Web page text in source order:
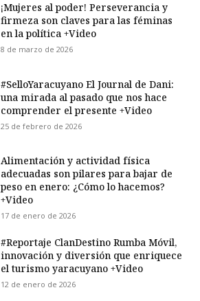
¡Mujeres al poder! Perseverancia y
firmeza son claves para las féminas
en la política +Video
8 de marzo de 2026
#SelloYaracuyano El Journal de Dani:
una mirada al pasado que nos hace
comprender el presente +Video
25 de febrero de 2026
Alimentación y actividad física
adecuadas son pilares para bajar de
peso en enero: ¿Cómo lo hacemos?
+Video
17 de enero de 2026
#Reportaje ClanDestino Rumba Móvil,
innovación y diversión que enriquece
el turismo yaracuyano +Video
12 de enero de 2026